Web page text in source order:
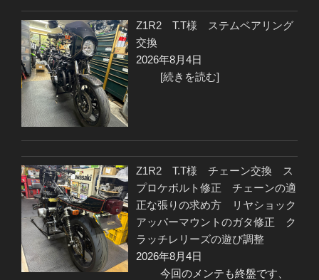
Z1R2 T.T様 ステムベアリング
交換
2026年8月4日
[続きを読む]
Z1R2 T.T様 チェーン交換 ス
プロケボルト修正 チェーンの適
正な張りの求め方 リヤショック
アッパーマウントのガタ修正 ク
ラッチレリーズの遊び調整
2026年8月4日
今回のメンテも終盤です、